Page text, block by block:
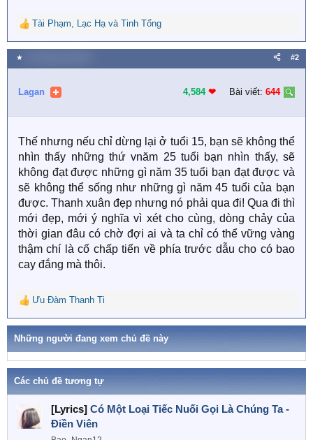
R
e
a
c
i
n
:
Tài Phạm Lạc Hạ và Tinh Tổng
★ #2
Lagan 4,584 ❤︎ Bài viết: 644
Thế nhưng nếu chỉ dừng lại ở tuổi 15, bạn sẽ không thể
nhìn thấy những thứ vnăm 25 tuổi bạn nhìn thấy, sẽ
không đạt được những gì năm 35 tuổi bạn đạt được và
sẽ không thể sống như những gì năm 45 tuổi của bạn
được. Thanh xuân đẹp nhưng nó phải qua đi! Qua đi thì
mới đẹp, mới ý nghĩa vì xét cho cùng, dòng chảy của
thời gian đâu có chờ đợi ai và ta chỉ có thể vững vàng
thậm chí là cố chấp tiến về phía trước dẫu cho có bao
cay đắng mà thôi.
R
e
c
t
i
o
n
:
Ưu Đàm Thanh Ti
Những người đang xem chủ đề này
Các chủ đề tương tự
[Lyrics] Có Một Loại Tiếc Nuối Gọi Là Chúng Ta -
Điền Viên